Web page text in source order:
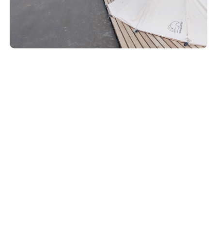
忘新年会・歓送迎会